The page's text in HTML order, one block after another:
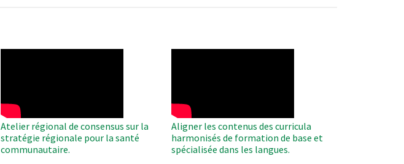
Atelier régional de consensus sur la
stratégie régionale pour la santé
communautaire.
Aligner les contenus des curricula
harmonisés de formation de base et
spécialisée dans les langues.